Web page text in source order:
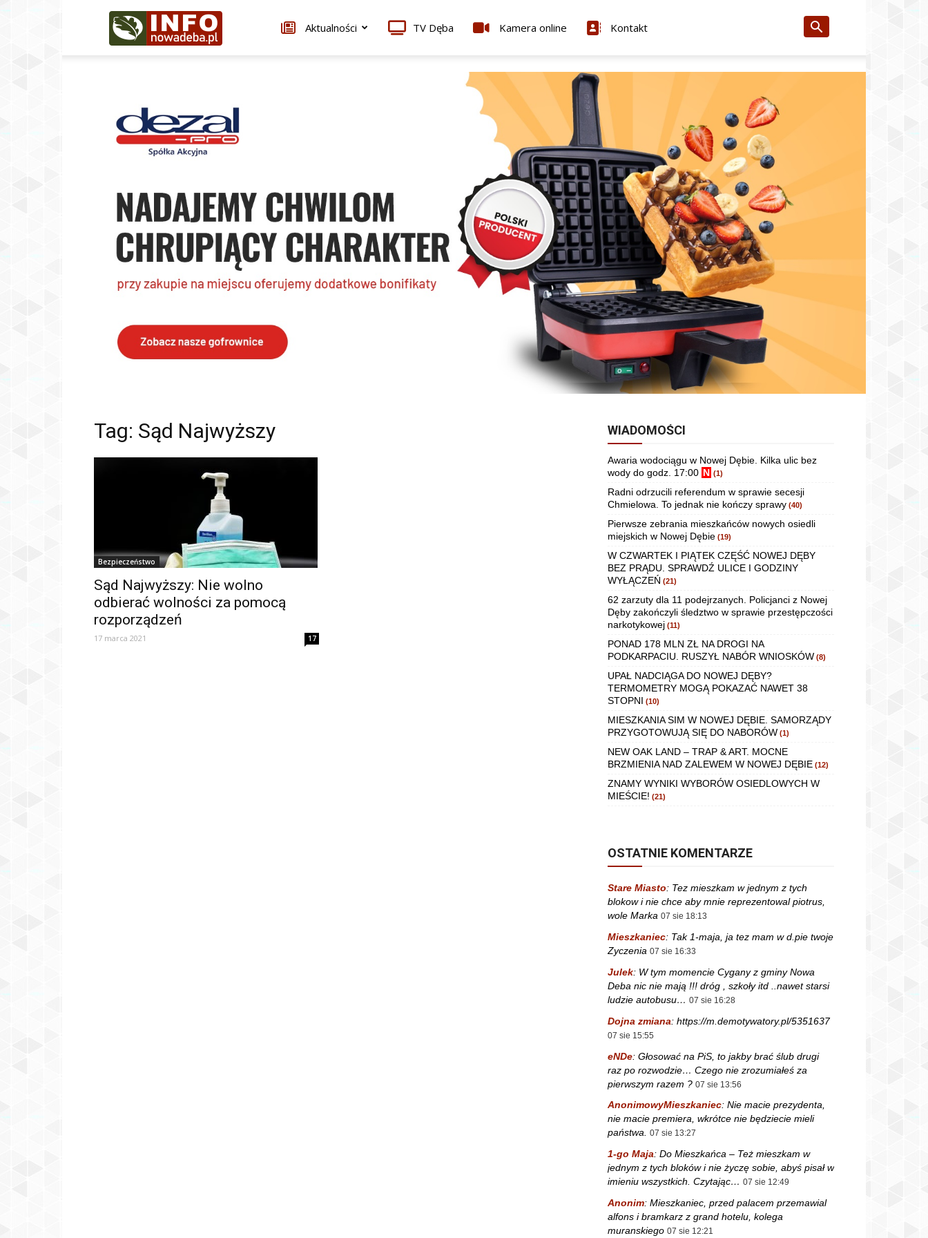
Infonowadeba.pl Aktualności TV Dęba Kamera online Kontakt
Tag: Sąd Najwyższy
Bezpieczeństwo
Sąd Najwyższy: Nie wolno
odbierać wolności za pomocą
rozporządzeń
17 marca 2021 17
WIADOMOŚCI
Awaria wodociągu w Nowej Dębie. Kilka ulic bez
wody do godz. 17:00 N (1)
Radni odrzucili referendum w sprawie secesji
Chmielowa. To jednak nie kończy sprawy (40)
Pierwsze zebrania mieszkańców nowych osiedli
miejskich w Nowej Dębie (19)
W CZWARTEK I PIĄTEK CZĘŚĆ NOWEJ DĘBY
BEZ PRĄDU. SPRAWDŹ ULICE I GODZINY
WYŁĄCZEŃ (21)
62 zarzuty dla 11 podejrzanych. Policjanci z Nowej
Dęby zakończyli śledztwo w sprawie przestępczości
narkotykowej (11)
PONAD 178 MLN ZŁ NA DROGI NA
PODKARPACIU. RUSZYŁ NABÓR WNIOSKÓW (8)
UPAŁ NADCIĄGA DO NOWEJ DĘBY?
TERMOMETRY MOGĄ POKAZAĆ NAWET 38
STOPNI (10)
MIESZKANIA SIM W NOWEJ DĘBIE. SAMORZĄDY
PRZYGOTOWUJĄ SIĘ DO NABORÓW (1)
NEW OAK LAND – TRAP & ART. MOCNE
BRZMIENIA NAD ZALEWEM W NOWEJ DĘBIE (12)
ZNAMY WYNIKI WYBORÓW OSIEDLOWYCH W
MIEŚCIE! (21)
OSTATNIE KOMENTARZE
Stare Miasto: Tez mieszkam w jednym z tych
blokow i nie chce aby mnie reprezentowal piotrus,
wole Marka 07 sie 18:13
Mieszkaniec: Tak 1-maja, ja tez mam w d.pie twoje
Zyczenia 07 sie 16:33
Julek: W tym momencie Cygany z gminy Nowa
Deba nic nie mają !!! dróg , szkoły itd ..nawet starsi
ludzie autobusu… 07 sie 16:28
Dojna zmiana: https://m.demotywatory.pl/5351637
07 sie 15:55
eNDe: Głosować na PiS, to jakby brać ślub drugi
raz po rozwodzie… Czego nie zrozumiałeś za
pierwszym razem ? 07 sie 13:56
AnonimowyMieszkaniec: Nie macie prezydenta,
nie macie premiera, wkrótce nie będziecie mieli
państwa. 07 sie 13:27
1-go Maja: Do Mieszkańca – Też mieszkam w
jednym z tych bloków i nie życzę sobie, abyś pisał w
imieniu wszystkich. Czytając… 07 sie 12:49
Anonim: Mieszkaniec, przed palacem przemawial
alfons i bramkarz z grand hotelu, kolega
muranskiego 07 sie 12:21